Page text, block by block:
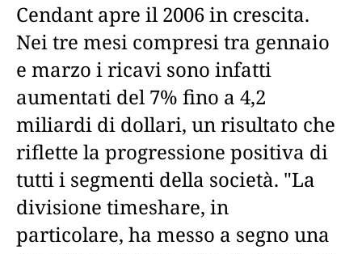
Cendant apre il 2006 in crescita.
Nei tre mesi compresi tra gennaio
e marzo i ricavi sono infatti
aumentati del 7% fino a 4,2
miliardi di dollari, un risultato che
riflette la progressione positiva di
tutti i segmenti della società. "La
divisione timeshare, in
particolare, ha messo a segno una